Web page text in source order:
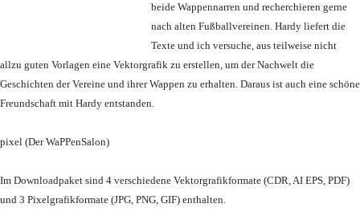
beide Wappennarren und recherchieren gerne
nach alten Fußballvereinen. Hardy liefert die
Texte und ich versuche, aus teilweise nicht
allzu guten Vorlagen eine Vektorgrafik zu erstellen, um der Nachwelt die
Geschichten der Vereine und ihrer Wappen zu erhalten. Daraus ist auch eine schöne
Freundschaft mit Hardy entstanden.
pixel (Der WaPPenSalon)
Im Downloadpaket sind 4 verschiedene Vektorgrafikformate (CDR, AI EPS, PDF)
und 3 Pixelgrafikformate (JPG, PNG, GIF) enthalten.